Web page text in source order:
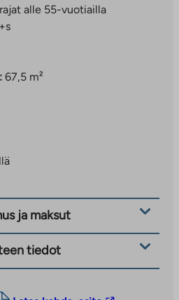
alle 55-vuotiailla
67,5 m²
ja maksut
tiedot